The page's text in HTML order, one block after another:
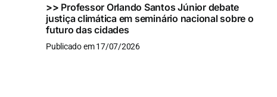
>> Professor Orlando Santos Júnior debate
justiça climática em seminário nacional sobre o
futuro das cidades
Publicado em 17/07/2026